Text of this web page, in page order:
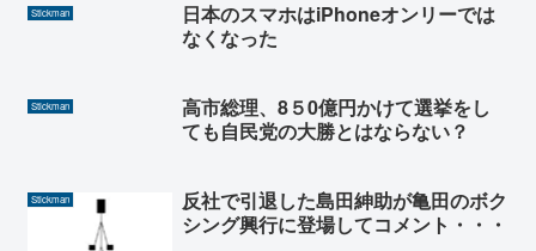
Stickman
日本のスマホはiPhoneオンリーでは
なくなった
Stickman
高市総理、8５0億円かけて選挙をし
ても自民党の大勝とはならない？
Stickman
反社で引退した島田紳助が亀田のボク
シング興行に登場してコメント・・・